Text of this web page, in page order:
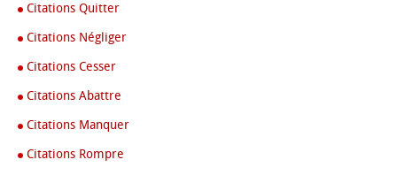
Citations Quitter
Citations Négliger
Citations Cesser
Citations Abattre
Citations Manquer
Citations Rompre